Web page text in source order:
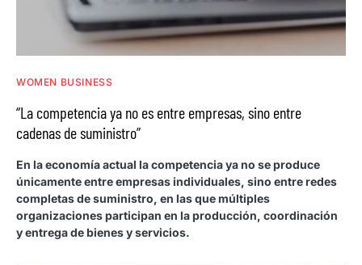
WOMEN BUSINESS
“La competencia ya no es entre empresas, sino entre
cadenas de suministro”
En la economía actual la competencia ya no se produce
únicamente entre empresas individuales, sino entre redes
completas de suministro, en las que múltiples
organizaciones participan en la producción, coordinación
y entrega de bienes y servicios.